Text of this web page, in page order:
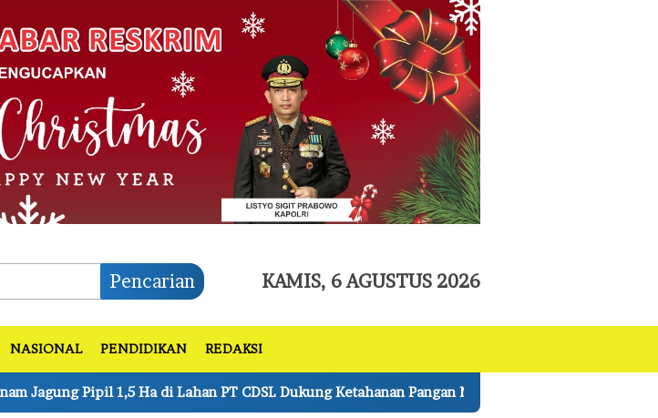
Pencarian KAMIS, 6 AGUSTUS 2026
NASIONAL PENDIDIKAN REDAKSI
PT CDSL Dukung Ketahanan Pangan Nasional Kapolres Pelalawan Lantik Pengurus